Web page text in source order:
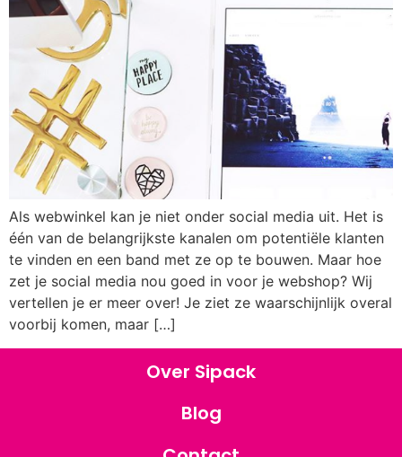
Als webwinkel kan je niet onder social media uit. Het is
één van de belangrijkste kanalen om potentiële klanten
te vinden en een band met ze op te bouwen. Maar hoe
zet je social media nou goed in voor je webshop? Wij
vertellen je er meer over! Je ziet ze waarschijnlijk overal
voorbij komen, maar […]
Over Sipack
Blog